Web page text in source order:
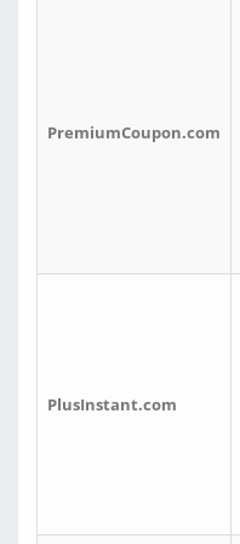
PremiumCoupon.com
PlusInstant.com